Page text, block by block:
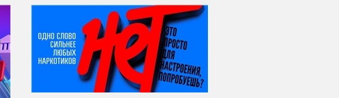
НИ ДНЯ БЕЗ ДАТЫ...
08 августа
ВСЕМИРНЫЙ ДЕНЬ
КОШЕК